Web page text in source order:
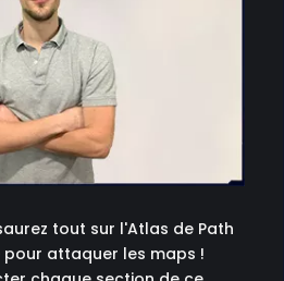
tout sur l'Atlas de Path
pour attaquer les maps !